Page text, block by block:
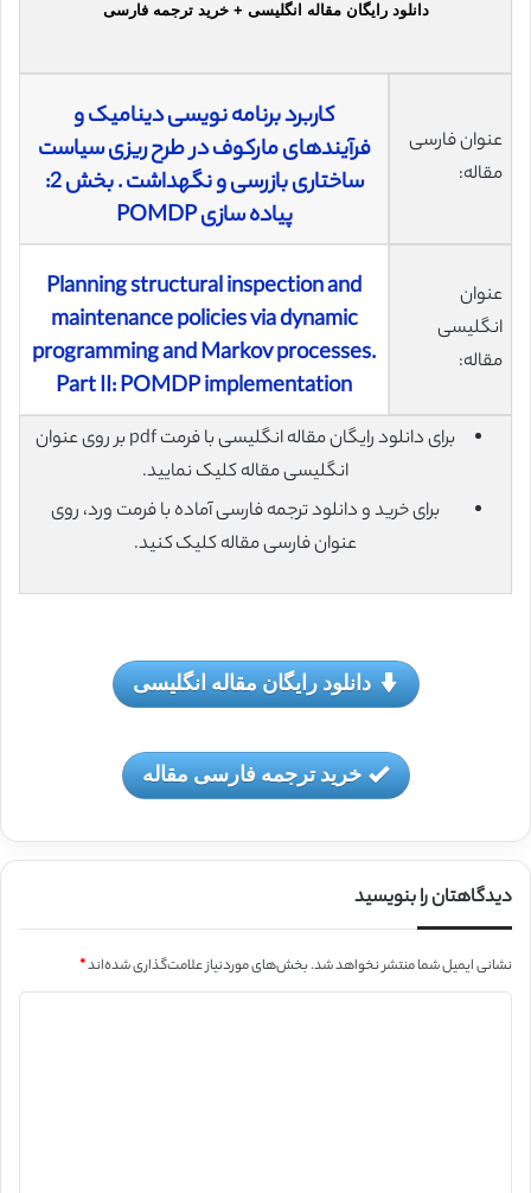
دانلود رایگان مقاله انگلیسی + خرید ترجمه فارسی
عنوان فارسی
مقاله:
کاربرد برنامه نویسی دینامیک و
فرآیندهای مارکوف در طرح ریزی سیاست
ساختاری بازرسی و نگهداشت . بخش 2:
پیاده سازی POMDP
عنوان
انگلیسی
مقاله:
Planning structural inspection and
maintenance policies via dynamic
programming and Markov processes.
Part II: POMDP implementation
برای دانلود رایگان مقاله انگلیسی با فرمت pdf بر روی عنوان
انگلیسی مقاله کلیک نمایید.
برای خرید و دانلود ترجمه فارسی آماده با فرمت ورد، روی
عنوان فارسی مقاله کلیک کنید.
دانلود رایگان مقاله انگلیسی
خرید ترجمه فارسی مقاله
دیدگاهتان را بنویسید
نشانی ایمیل شما منتشر نخواهد شد.بخش‌های موردنیاز علامت‌گذاری شده‌اند*